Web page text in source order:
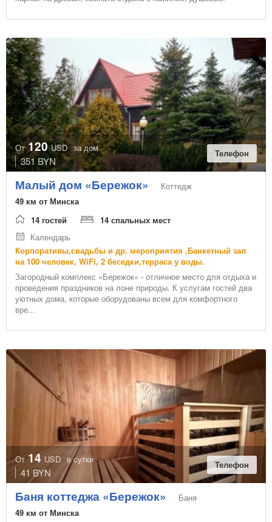
От 120USD за дом
351 BYN
Телефон
Малый дом «Бережок»
Коттедж
49 км от Минска
14 гостей
14 спальных мест
Календарь
Корпоративы,свадьбы и др. мероприятия .Банкетный зал
на 100 человек, WiFi, 2 беседки,терраса у воды.
Загородный комплекс «Бережок» - отличное место для отдыха и
проведения праздников на лоне природы. К услугам гостей два
уютных дома, которые оборудованы всем для комфортного
вре...
От 14 USD в сутки
41 BYN
Телефон
Баня коттеджа «Бережок»
Баня
49 км от Минска